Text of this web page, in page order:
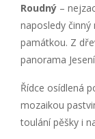
Roudný –
naposledy
památkou. Z
panorama
Řídce osídlená
mozaikou
toulání pěšky i